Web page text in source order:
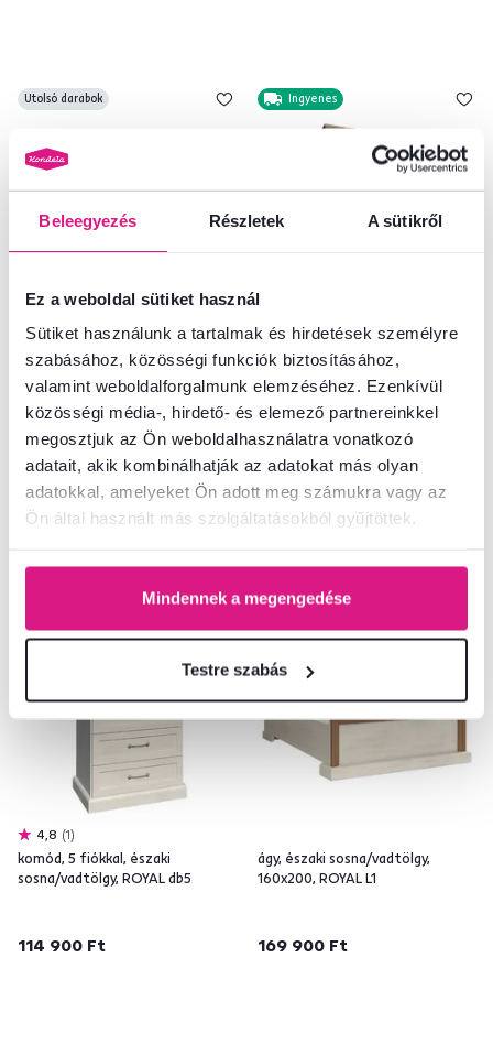
Beleegyezés Részletek A sütikről
Ez a weboldal sütiket használ
Sütiket használunk a tartalmak és hirdetések személyre
szabásához, közösségi funkciók biztosításához,
valamint weboldalforgalmunk elemzéséhez. Ezenkívül
közösségi média-, hirdető- és elemező partnereinkkel
megosztjuk az Ön weboldalhasználatra vonatkozó
adatait, akik kombinálhatják az adatokat más olyan
adatokkal, amelyeket Ön adott meg számukra vagy az
Ön által használt más szolgáltatásokból gyűjtöttek.
Mindennek a megengedése
Testre szabás
Utolsó darabok
tükör, vadtölgy, ROYAL LS
60 900 Ft
Ingyenes
4,5 2
szekrény, északi sosna/vadtölgy,
ROYAL S2D
145 500 Ft
4,8 1
komód, 5 fiókkal, északi
sosna/vadtölgy, ROYAL db5
114 900 Ft
Ingyenes
ágy, északi sosna/vadtölgy,
160x200, ROYAL L1
169 900 Ft